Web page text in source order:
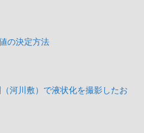
の決定方法
河川敷）で液状化を撮影したお